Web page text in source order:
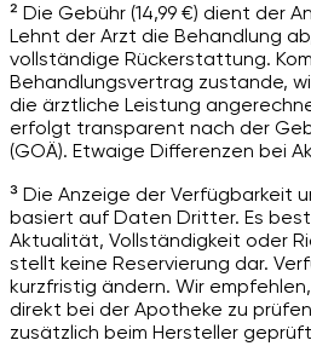
² Die Gebühr (14,99 €) dient der
Lehnt der Arzt die Behandlung
vollständige Rückerstattung.
Behandlungsvertrag zustande,
die ärztliche Leistung
erfolgt transparent nach der
(GOÄ). Etwaige Differenzen bei
³ Die Anzeige der Verfügbarkeit
basiert auf Daten Dritter. Es
Aktualität, Vollständigkeit oder
stellt keine Reservierung dar.
kurzfristig ändern. Wir
direkt bei der Apotheke zu
zusätzlich beim Hersteller